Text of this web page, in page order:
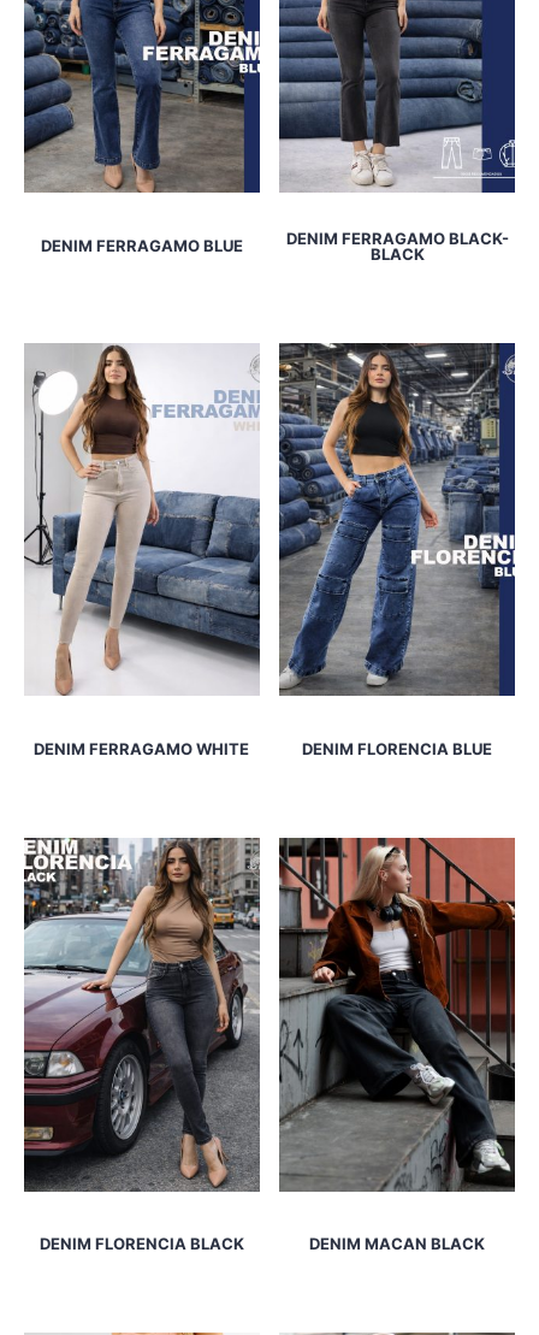
DENIM FERRAGAMO BLUE
DENIM FERRAGAMO BLACK-
BLACK
DENIM FERRAGAMO WHITE DENIM FLORENCIA BLUE
DENIM FLORENCIA BLACK DENIM MACAN BLACK